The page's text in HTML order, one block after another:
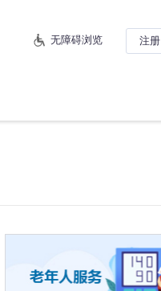
无障碍浏览 注册